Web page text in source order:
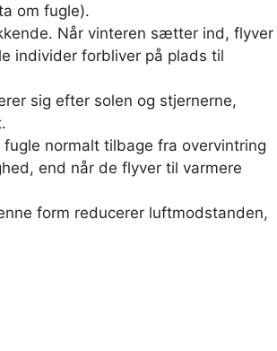
om fugle).
Når vinteren sætter ind, flyver
individer forbliver på plads til
sig efter solen og stjernerne,
normalt tilbage fra overvintring
end når de flyver til varmere
form reducerer luftmodstanden,